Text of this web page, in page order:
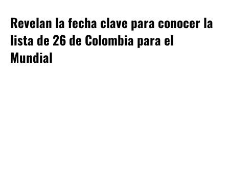
Revelan la fecha clave para conocer la
lista de 26 de Colombia para el
Mundial